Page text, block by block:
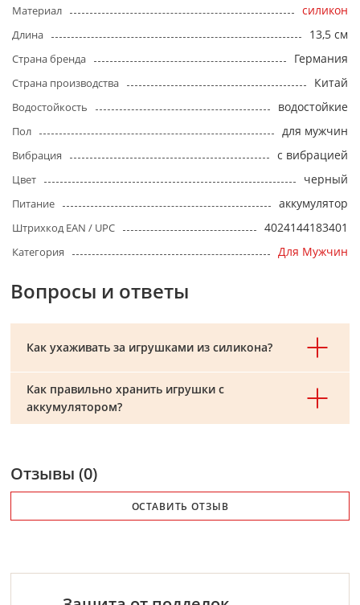
Материал силикон
Длина 13,5 см
Страна бренда Германия
Страна производства Китай
Водостойкость водостойкие
Пол для мужчин
Вибрация с вибрацией
Цвет черный
Питание аккумулятор
Штрихкод EAN / UPC 4024144183401
Категория Для Мужчин
Вопросы и ответы
Как ухаживать за игрушками из силикона?
Как правильно хранить игрушки с
аккумулятором?
Отзывы (0)
ОСТАВИТЬ ОТЗЫВ